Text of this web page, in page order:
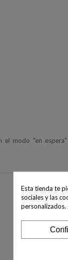
el modo "en
Esta tienda te
sociales y las
personalizados.